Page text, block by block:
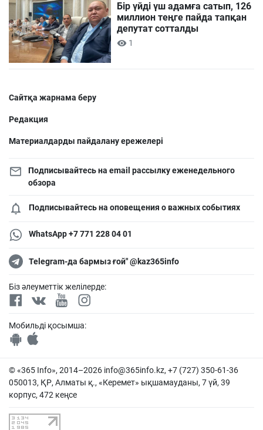
Бір үйді үш адамға сатып, 126
миллион теңге пайда тапқан
депутат сотталды
1
Сайтқа жарнама беру
Редакция
Материалдарды пайдалану ережелері
Подписывайтесь на email рассылку еженедельного
обзора
Подписывайтесь на оповещения о важных событиях
WhatsApp +7 771 228 04 01
Telegram-да бармыз ғой" @kaz365info
Біз әлеуметтік желілерде:
Мобильді қосымша:
© «365 Info», 2014–2026 info@365info.kz, +7 (727) 350-61-36
050013, ҚР, Алматы қ., «Керемет» ықшамауданы, 7 үй, 39
корпус, 472 кеңсе